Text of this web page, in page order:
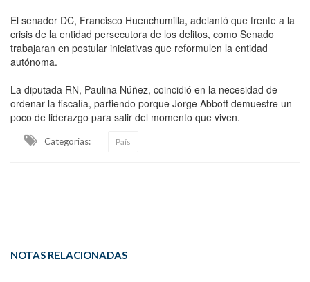
El senador DC, Francisco Huenchumilla, adelantó que frente a la
crisis de la entidad persecutora de los delitos, como Senado
trabajaran en postular iniciativas que reformulen la entidad
autónoma.
La diputada RN, Paulina Núñez, coincidió en la necesidad de
ordenar la fiscalía, partiendo porque Jorge Abbott demuestre un
poco de liderazgo para salir del momento que viven.
Categorias: País
NOTAS RELACIONADAS